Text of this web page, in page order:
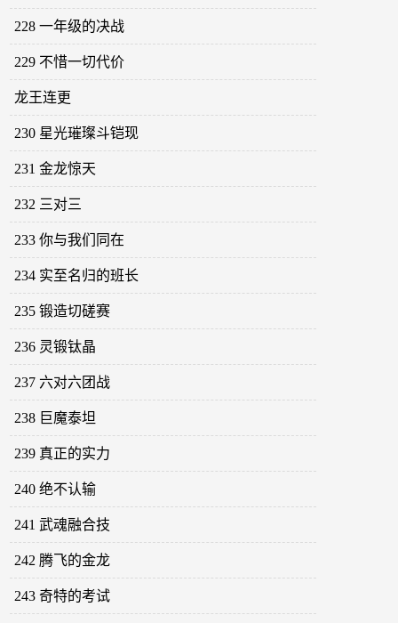
228 一年级的决战
229 不惜一切代价
龙王连更
230 星光璀璨斗铠现
231 金龙惊天
232 三对三
233 你与我们同在
234 实至名归的班长
235 锻造切磋赛
236 灵锻钛晶
237 六对六团战
238 巨魔泰坦
239 真正的实力
240 绝不认输
241 武魂融合技
242 腾飞的金龙
243 奇特的考试